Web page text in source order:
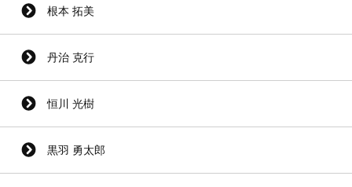
根本 拓美
丹治 克行
恒川 光樹
黒羽 勇太郎